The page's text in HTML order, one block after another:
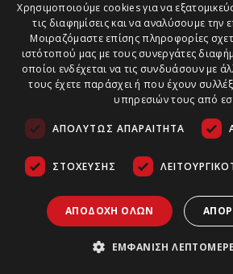
Χρησιμοποιούμε cookies για να
τις διαφημίσεις και να αναλύσουμε την
Μοιραζόμαστε επίσης πληροφορίες
ιστότοπού μας με τους συνεργάτες
οποίοι ενδέχεται να τις συνδυάσουν με
τους έχετε παράσχει ή που έχουν
υπηρεσιών τους από
ΑΠΟΛΎΤΩΣ ΑΠΑΡΑΊΤΗΤΑ
ΣΤΌΧΕΥΣΗΣ
ΑΠΟΔΟΧΉ ΌΛΩΝ
ΕΜΦΆΝΙΣΗ